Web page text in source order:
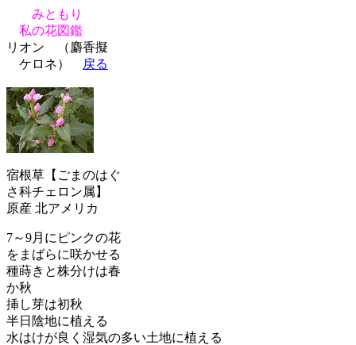
みともり
私の花図鑑
リオン （麝香擬
ケロネ）
戻る
宿根草【ごまのはぐ
さ科チェロン属】
原産 北アメリカ
7～9月にピンクの花
をまばらに咲かせる
種蒔きと株分けは春
か秋
挿し芽は初秋
半日陰地に植える
水はけが良く湿気の多い土地に植える